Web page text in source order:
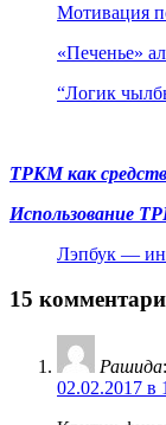
Мотивация
«Печенье»
“Логик
ТРКМ как
Использование
Лэпбук —
15
Рашида:
02.02.2017 в